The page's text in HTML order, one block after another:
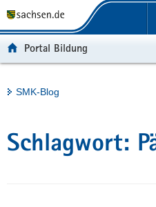
t
e
r
u
h
a
e
v
e
Portalübergreifende
Portal Bildung
Hauptinhalt
SMK-Blog
Schlagwort: